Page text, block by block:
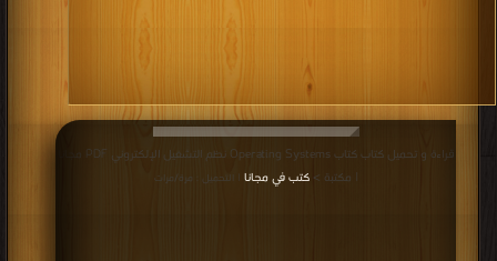
قراءة و تحميل كتاب كتاب تنصيب نظام تشغيل سولاريس Solaris 10 PDF مجانا |
مكتبة >كتب في اكبر منتدى| التحميل : مرة/مرات